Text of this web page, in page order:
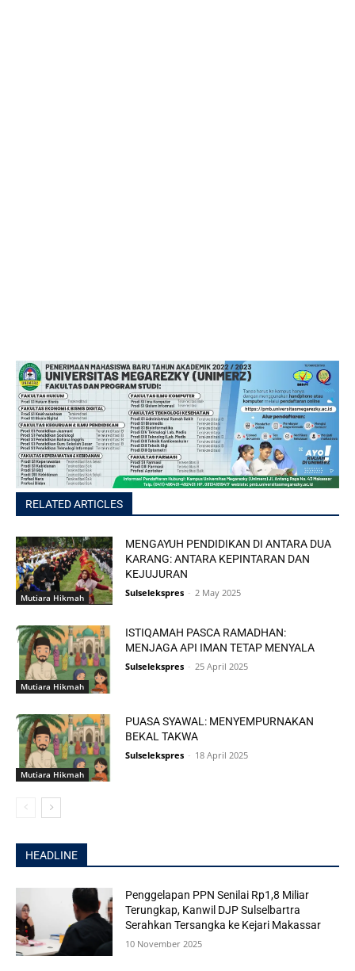
RELATED ARTICLES
Mutiara Hikmah
MENGAYUH PENDIDIKAN DI ANTARA DUA
KARANG: ANTARA KEPINTARAN DAN
KEJUJURAN
Sulselekspres - 2 May 2025
Mutiara Hikmah
ISTIQAMAH PASCA RAMADHAN:
MENJAGA API IMAN TETAP MENYALA
Sulselekspres - 25 April 2025
Mutiara Hikmah
PUASA SYAWAL: MENYEMPURNAKAN
BEKAL TAKWA
Sulselekspres - 18 April 2025
HEADLINE
Penggelapan PPN Senilai Rp1,8 Miliar
Terungkap, Kanwil DJP Sulselbartra
Serahkan Tersangka ke Kejari Makassar
10 November 2025